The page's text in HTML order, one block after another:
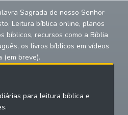
Sagrada de nosso Senhor
Leitura bíblica online, planos
bíblicos, recursos como a Bíblia
os livros bíblicos em vídeos
(em breve).
para leitura bíblica e